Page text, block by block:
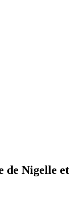
de Nigelle et